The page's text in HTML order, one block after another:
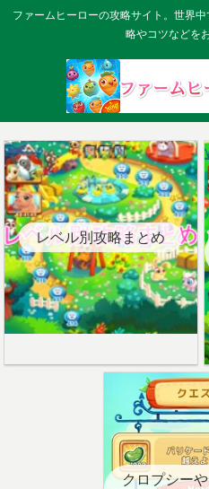
ファームヒーローの攻略サイト。世界
略やコツなどを
レベル別攻略まとめ
クロプシー